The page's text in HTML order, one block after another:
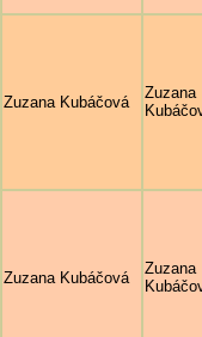
Zuzana Kubáčová
Zuzana
Zuzana Kubáčová
Zuzana